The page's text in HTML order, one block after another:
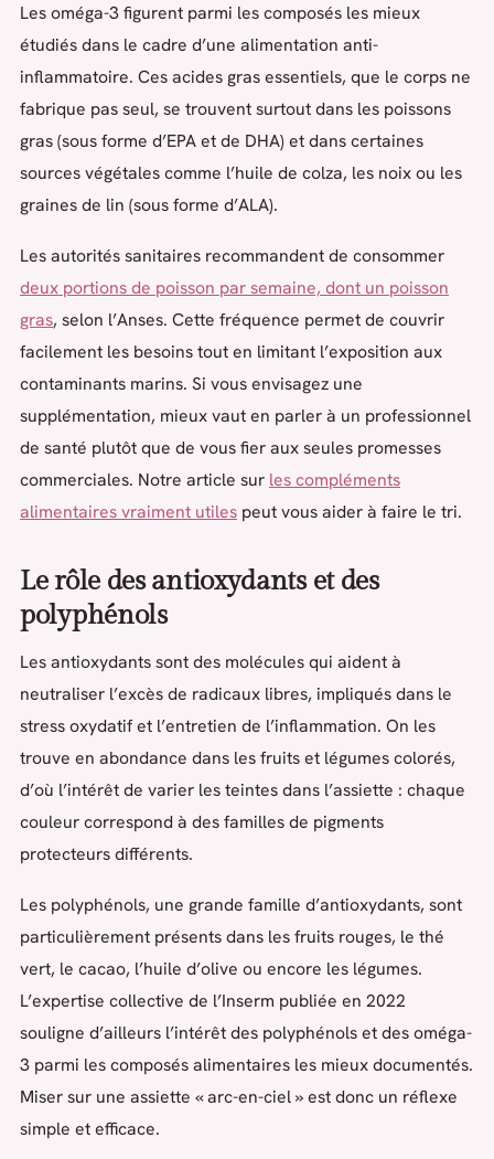
Les oméga-3 figurent parmi les composés les mieux
étudiés dans le cadre d’une alimentation anti-
inflammatoire. Ces acides gras essentiels, que le corps ne
fabrique pas seul, se trouvent surtout dans les poissons
gras (sous forme d’EPA et de DHA) et dans certaines
sources végétales comme l’huile de colza, les noix ou les
graines de lin (sous forme d’ALA).
Les autorités sanitaires recommandent de consommer
deux portions de poisson par semaine, dont un poisson
gras, selon l’Anses. Cette fréquence permet de couvrir
facilement les besoins tout en limitant l’exposition aux
contaminants marins. Si vous envisagez une
supplémentation, mieux vaut en parler à un professionnel
de santé plutôt que de vous fier aux seules promesses
commerciales. Notre article sur les compléments
alimentaires vraiment utiles peut vous aider à faire le tri.
Le rôle des antioxydants et des
polyphénols
Les antioxydants sont des molécules qui aident à
neutraliser l’excès de radicaux libres, impliqués dans le
stress oxydatif et l’entretien de l’inflammation. On les
trouve en abondance dans les fruits et légumes colorés,
d’où l’intérêt de varier les teintes dans l’assiette : chaque
couleur correspond à des familles de pigments
protecteurs différents.
Les polyphénols, une grande famille d’antioxydants, sont
particulièrement présents dans les fruits rouges, le thé
vert, le cacao, l’huile d’olive ou encore les légumes.
L’expertise collective de l’Inserm publiée en 2022
souligne d’ailleurs l’intérêt des polyphénols et des oméga-
3 parmi les composés alimentaires les mieux documentés.
Miser sur une assiette « arc-en-ciel » est donc un réflexe
simple et efficace.